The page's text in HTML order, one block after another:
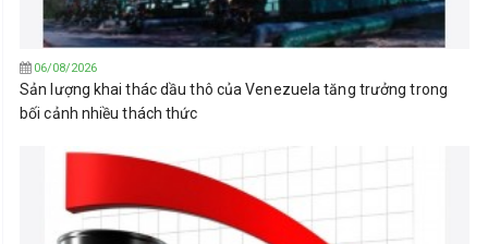
06/08/2026
Sản lượng khai thác dầu thô của Venezuela tăng trưởng trong
bối cảnh nhiều thách thức